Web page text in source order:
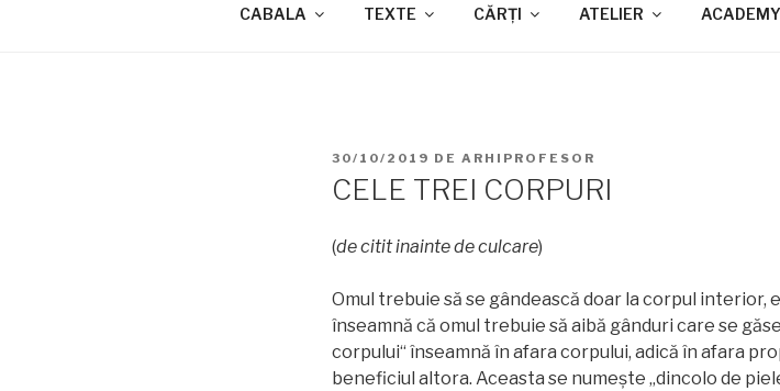
CABALA TEXTE CĂRŢI ATELIER ACADEMY
PUBLICAT
30/10/2019 DE ARHIPROFESOR
CELE TREI CORPURI
(de citit inainte de culcare)
Omul trebuie să se gândească doar la corpul interior,
înseamnă că omul trebuie să aibă gânduri care se
corpului“ înseamnă în afara corpului, adică în afara
beneficiul altora. Aceasta se numeşte „dincolo de